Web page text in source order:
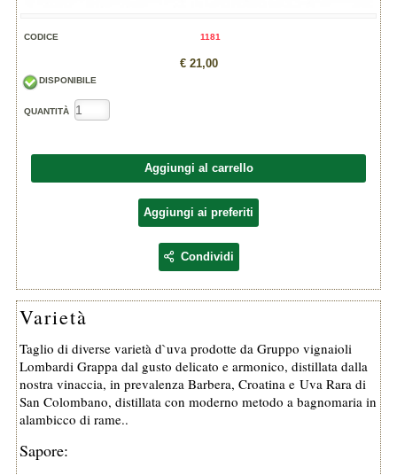
CODICE 1181
€ 21,00
DISPONIBILE
QUANTITÀ
Aggiungi al carrello
Aggiungi ai preferiti
Condividi
Varietà
Taglio di diverse varietà d`uva prodotte da Gruppo vignaioli
Lombardi Grappa dal gusto delicato e armonico, distillata dalla
nostra vinaccia, in prevalenza Barbera, Croatina e Uva Rara di
San Colombano, distillata con moderno metodo a bagnomaria in
alambicco di rame..
Sapore: